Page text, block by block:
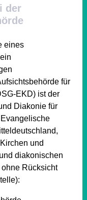
der
eines
für
EKD) ist der
Diakonie für
und
diakonischen
Rücksicht